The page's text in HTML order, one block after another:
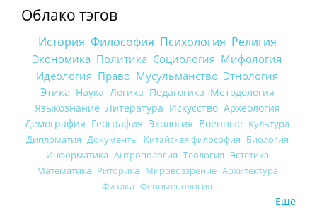
Облако тэгов
История Философия Психология Религия
Экономика Политика Социология Мифология
Идеология Право Мусульманство Этнология
Этика Наука Логика Педагогика Методология
Языкознание Литература Искусство Археология
Демография География Экология Военные Культура
Дипломатия Документы Китайская философия Биология
Информатика Антропология Теология Эстетика
Математика Риторика Мировоззрение Архитектура
Физика Феноменология
Еще